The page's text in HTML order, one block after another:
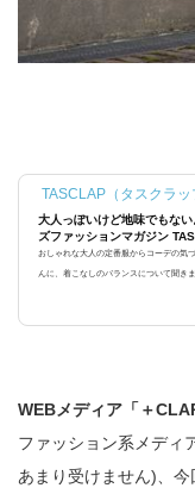
TASCLAP（タスクラ
大人っぽいけど地味でもな
ズファッションマガジン
おしゃれな大人の定番服からコーデの気
んに、着こなしのバランスについて聞きま
WEBメディア「＋
ファッション系メディ
あまり受けません)、